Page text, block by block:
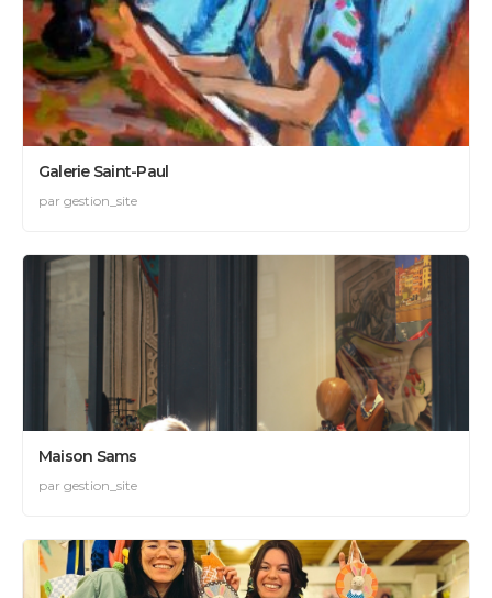
Galerie Saint-Paul
par gestion_site
Maison Sams
par gestion_site